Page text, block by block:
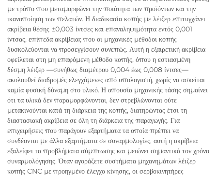
με τρόπο που μεταμορφώνει την ποιότητα των προϊόντων και την
ικανοποίηση των πελατών. Η διαδικασία κοπής με λέιζερ επιτυγχάνει
ακρίβεια θέσης ±0,003 ίντσες και επαναληψιμότητα εντός 0,001
ίντσας, επίπεδα ακρίβειας που οι μηχανικές μέθοδοι κοπής
δυσκολεύονται να προσεγγίσουν συνεπώς. Αυτή η εξαιρετική ακρίβεια
οφείλεται στη μη επαφόμενη μέθοδο κοπής, όπου η εστιασμένη
δέσμη λέιζερ —συνήθως διαμέτρου 0,004 έως 0,008 ίντσες—
ακολουθεί διαδρομές ελεγχόμενες από υπολογιστή, χωρίς να ασκείται
καμία φυσική δύναμη στο υλικό. Η απουσία μηχανικής τάσης σημαίνει
ότι τα υλικά δεν παραμορφώνονται, δεν στρεβλώνονται ούτε
μετακινούνται κατά τη διάρκεια της κοπής, διατηρώντας έτσι τη
διαστασιακή ακρίβεια σε όλη τη διάρκεια της παραγωγής. Για
επιχειρήσεις που παράγουν εξαρτήματα τα οποία πρέπει να
συνδέονται με άλλα εξαρτήματα σε συναρμολογίες, αυτή η ακρίβεια
εξαλείφει τα προβλήματα σύμπτωσης και μειώνει σημαντικά τον χρόνο
συναρμολόγησης. Όταν αγοράζετε συστήματα μηχανημάτων λέιζερ
κοπής CNC με προηγμένο έλεγχο κίνησης, οι σερβοκινητήρες